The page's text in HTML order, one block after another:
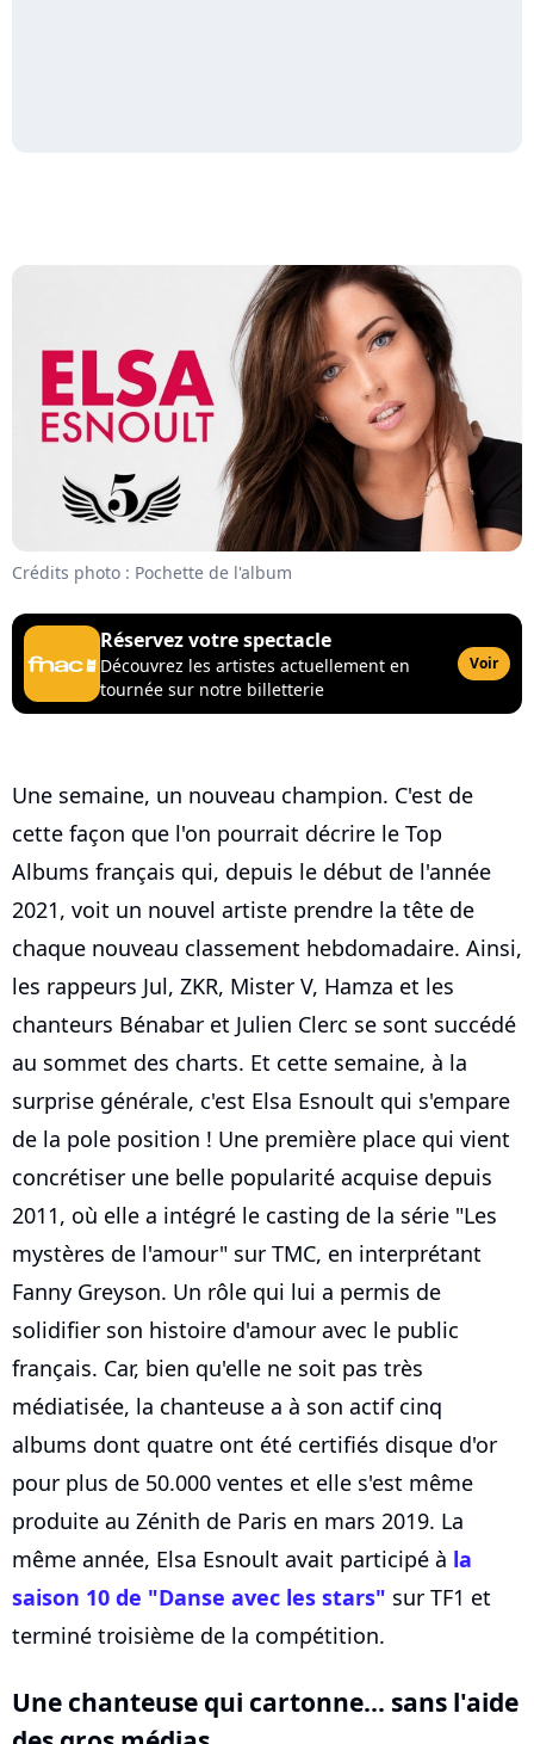
Crédits photo : Pochette de l'album
Réservez votre spectacle
Découvrez les artistes actuellement en
tournée sur notre billetterie
Voir
Une semaine, un nouveau champion. C'est de
cette façon que l'on pourrait décrire le Top
Albums français qui, depuis le début de l'année
2021, voit un nouvel artiste prendre la tête de
chaque nouveau classement hebdomadaire. Ainsi,
les rappeurs Jul, ZKR, Mister V, Hamza et les
chanteurs Bénabar et Julien Clerc se sont succédé
au sommet des charts. Et cette semaine, à la
surprise générale, c'est Elsa Esnoult qui s'empare
de la pole position ! Une première place qui vient
concrétiser une belle popularité acquise depuis
2011, où elle a intégré le casting de la série "Les
mystères de l'amour" sur TMC, en interprétant
Fanny Greyson. Un rôle qui lui a permis de
solidifier son histoire d'amour avec le public
français. Car, bien qu'elle ne soit pas très
médiatisée, la chanteuse a à son actif cinq
albums dont quatre ont été certifiés disque d'or
pour plus de 50.000 ventes et elle s'est même
produite au Zénith de Paris en mars 2019. La
même année, Elsa Esnoult avait participé à la
saison 10 de "Danse avec les stars" sur TF1 et
terminé troisième de la compétition.
Une chanteuse qui cartonne... sans l'aide